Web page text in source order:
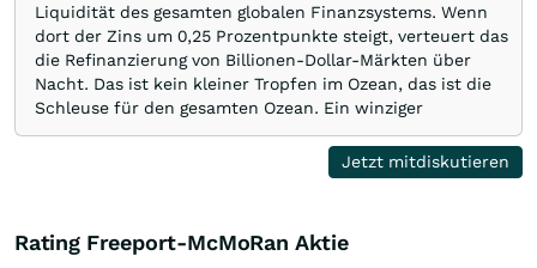
Liquidität des gesamten globalen Finanzsystems. Wenn
dort der Zins um 0,25 Prozentpunkte steigt, verteuert das
die Refinanzierung von Billionen-Dollar-Märkten über
Nacht. Das ist kein kleiner Tropfen im Ozean, das ist die
Schleuse für den gesamten Ozean. Ein winziger
Nachfrageeffekt ausgehend vom Solarzellen-Silber hat
damit absolut nichts zu tun.2. Vision vs.
Marktkapitalisierung: Ja, an der Börse werden Visionen
Investoren der Welt (Sorte Warren Buffett oder Stan
Jetzt mitdiskutieren
Rating Freeport-McMoRan Aktie